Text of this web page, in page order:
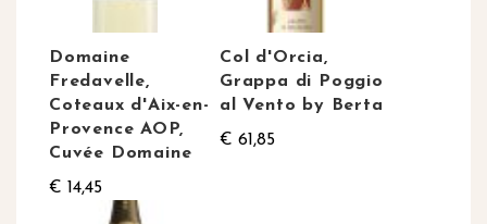
Domaine
Fredavelle,
Coteaux d'Aix-en-
Provence AOP,
Cuvée Domaine
€ 14,45
Col d'Orcia,
Grappa di Poggio
al Vento by Berta
€ 61,85